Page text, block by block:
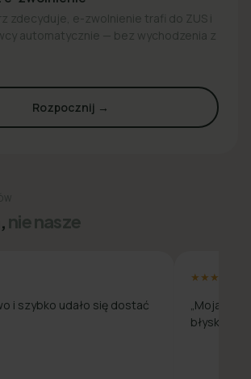
zdecyduje, e-zwolnienie trafi do ZUS i
automatycznie — bez wychodzenia z
Rozpocznij →
nie nasze
i szybko udało się dostać
★★★★★
„Moja